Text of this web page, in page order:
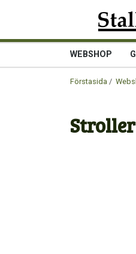
WEBSHOP
Förstasida /
Stroller